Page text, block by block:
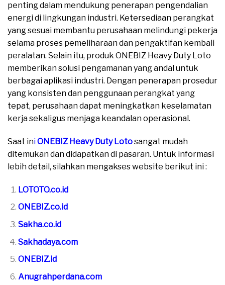
penting dalam mendukung penerapan pengendalian
energi di lingkungan industri. Ketersediaan perangkat
yang sesuai membantu perusahaan melindungi pekerja
selama proses pemeliharaan dan pengaktifan kembali
peralatan. Selain itu, produk ONEBIZ Heavy Duty Loto
memberikan solusi pengamanan yang andal untuk
berbagai aplikasi industri. Dengan penerapan prosedur
yang konsisten dan penggunaan perangkat yang
tepat, perusahaan dapat meningkatkan keselamatan
kerja sekaligus menjaga keandalan operasional.
Saat iniONEBIZ Heavy Duty Lotosangat mudah
ditemukan dan didapatkan di pasaran. Untuk informasi
lebih detail, silahkan mengakses website berikut ini :
LOTOTO.co.id
ONEBIZ.co.id
Sakha.co.id
Sakhadaya.com
ONEBIZ.id
Anugrahperdana.com